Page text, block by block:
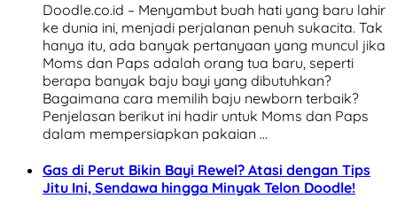
Doodle.co.id – Menyambut buah hati yang baru lahir
ke dunia ini, menjadi perjalanan penuh sukacita. Tak
hanya itu, ada banyak pertanyaan yang muncul jika
Moms dan Paps adalah orang tua baru, seperti
berapa banyak baju bayi yang dibutuhkan?
Bagaimana cara memilih baju newborn terbaik?
Penjelasan berikut ini hadir untuk Moms dan Paps
dalam mempersiapkan pakaian …
Gas di Perut Bikin Bayi Rewel? Atasi dengan Tips
Jitu Ini, Sendawa hingga Minyak Telon Doodle!